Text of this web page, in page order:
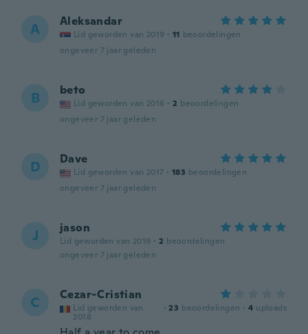
A Aleksandar
Lid geworden van 2019 · 11 beoordelingen
ongeveer 7 jaar geleden
B beto
Lid geworden van 2016 · 2 beoordelingen
ongeveer 7 jaar geleden
D Dave
Lid geworden van 2017 · 183 beoordelingen
ongeveer 7 jaar geleden
J jason
Lid geworden van 2019 · 2 beoordelingen
ongeveer 7 jaar geleden
C Cezar-Cristian
Lid geworden van
2018
· 23 beoordelingen · 4 uploads